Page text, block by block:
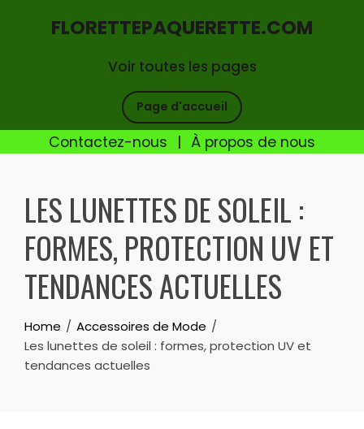
Voir toutes les pages
FLORETTEPAQUERETTE.COM
Page d'accueil
Contactez-nous | À propos de nous
contentLES LUNETTES DE SOLEIL :
FORMES, PROTECTION UV ET
TENDANCES ACTUELLES
Home
Accessoires de Mode
Les lunettes de soleil : formes, protection UV et
tendances actuelles